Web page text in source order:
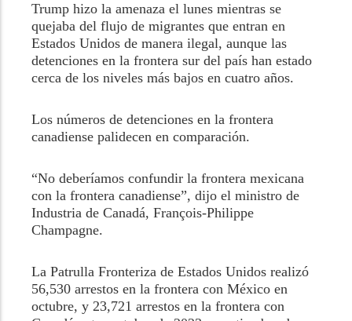
Trump hizo la amenaza el lunes mientras se
quejaba del flujo de migrantes que entran en
Estados Unidos de manera ilegal, aunque las
detenciones en la frontera sur del país han estado
cerca de los niveles más bajos en cuatro años.
Los números de detenciones en la frontera
canadiense palidecen en comparación.
“No deberíamos confundir la frontera mexicana
con la frontera canadiense”, dijo el ministro de
Industria de Canadá, François-Philippe
Champagne.
La Patrulla Fronteriza de Estados Unidos realizó
56,530 arrestos en la frontera con México en
octubre, y 23,721 arrestos en la frontera con